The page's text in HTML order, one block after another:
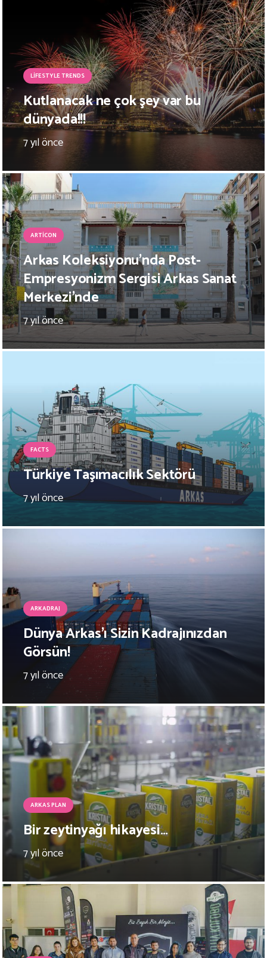
LIFESTYLE TRENDS
Kutlanacak ne çok şey var bu
dünyada!!!
7 yıl önce
ARTICON
Arkas Koleksiyonu’nda Post-
Empresyonizm Sergisi Arkas Sanat
Merkezi’nde
7 yıl önce
FACTS
Türkiye Taşımacılık Sektörü
7 yıl önce
ARKADRAJ
Dünya Arkas’ı Sizin Kadrajınızdan
Görsün!
7 yıl önce
ARKAS PLAN
Bir zeytinyağı hikayesi…
7 yıl önce